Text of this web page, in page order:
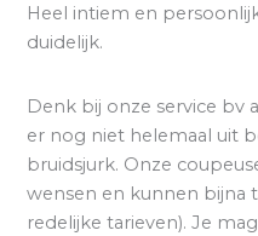
Heel intiem en
duidelijk.
Denk bij onze service bv
er nog niet helemaal uit
bruidsjurk. Onze
wensen en kunnen bijna
redelijke tarieven). Je